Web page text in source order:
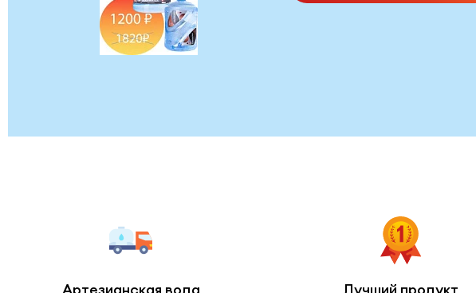
Артезианская вода Лучший продукт